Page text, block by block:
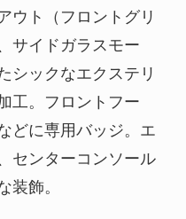
ウト（フロントグリ
サイドガラスモー
シックなエクステリ
工。フロントフー
どに専用バッジ。エ
センターコンソール
飾。